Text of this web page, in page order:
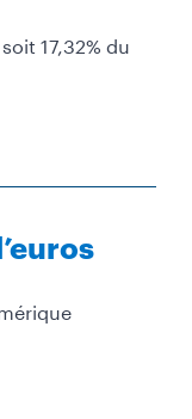
17,32% du